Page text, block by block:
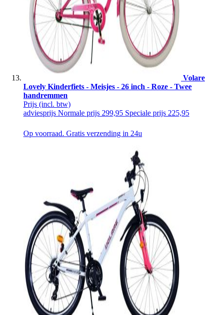
Volare
Lovely Kinderfiets - Meisjes - 26 inch - Roze - Twee
handremmen
Prijs (incl. btw)
adviesprijs Normale prijs 299,95 Speciale prijs 225,95
Op voorraad. Gratis verzending in 24u